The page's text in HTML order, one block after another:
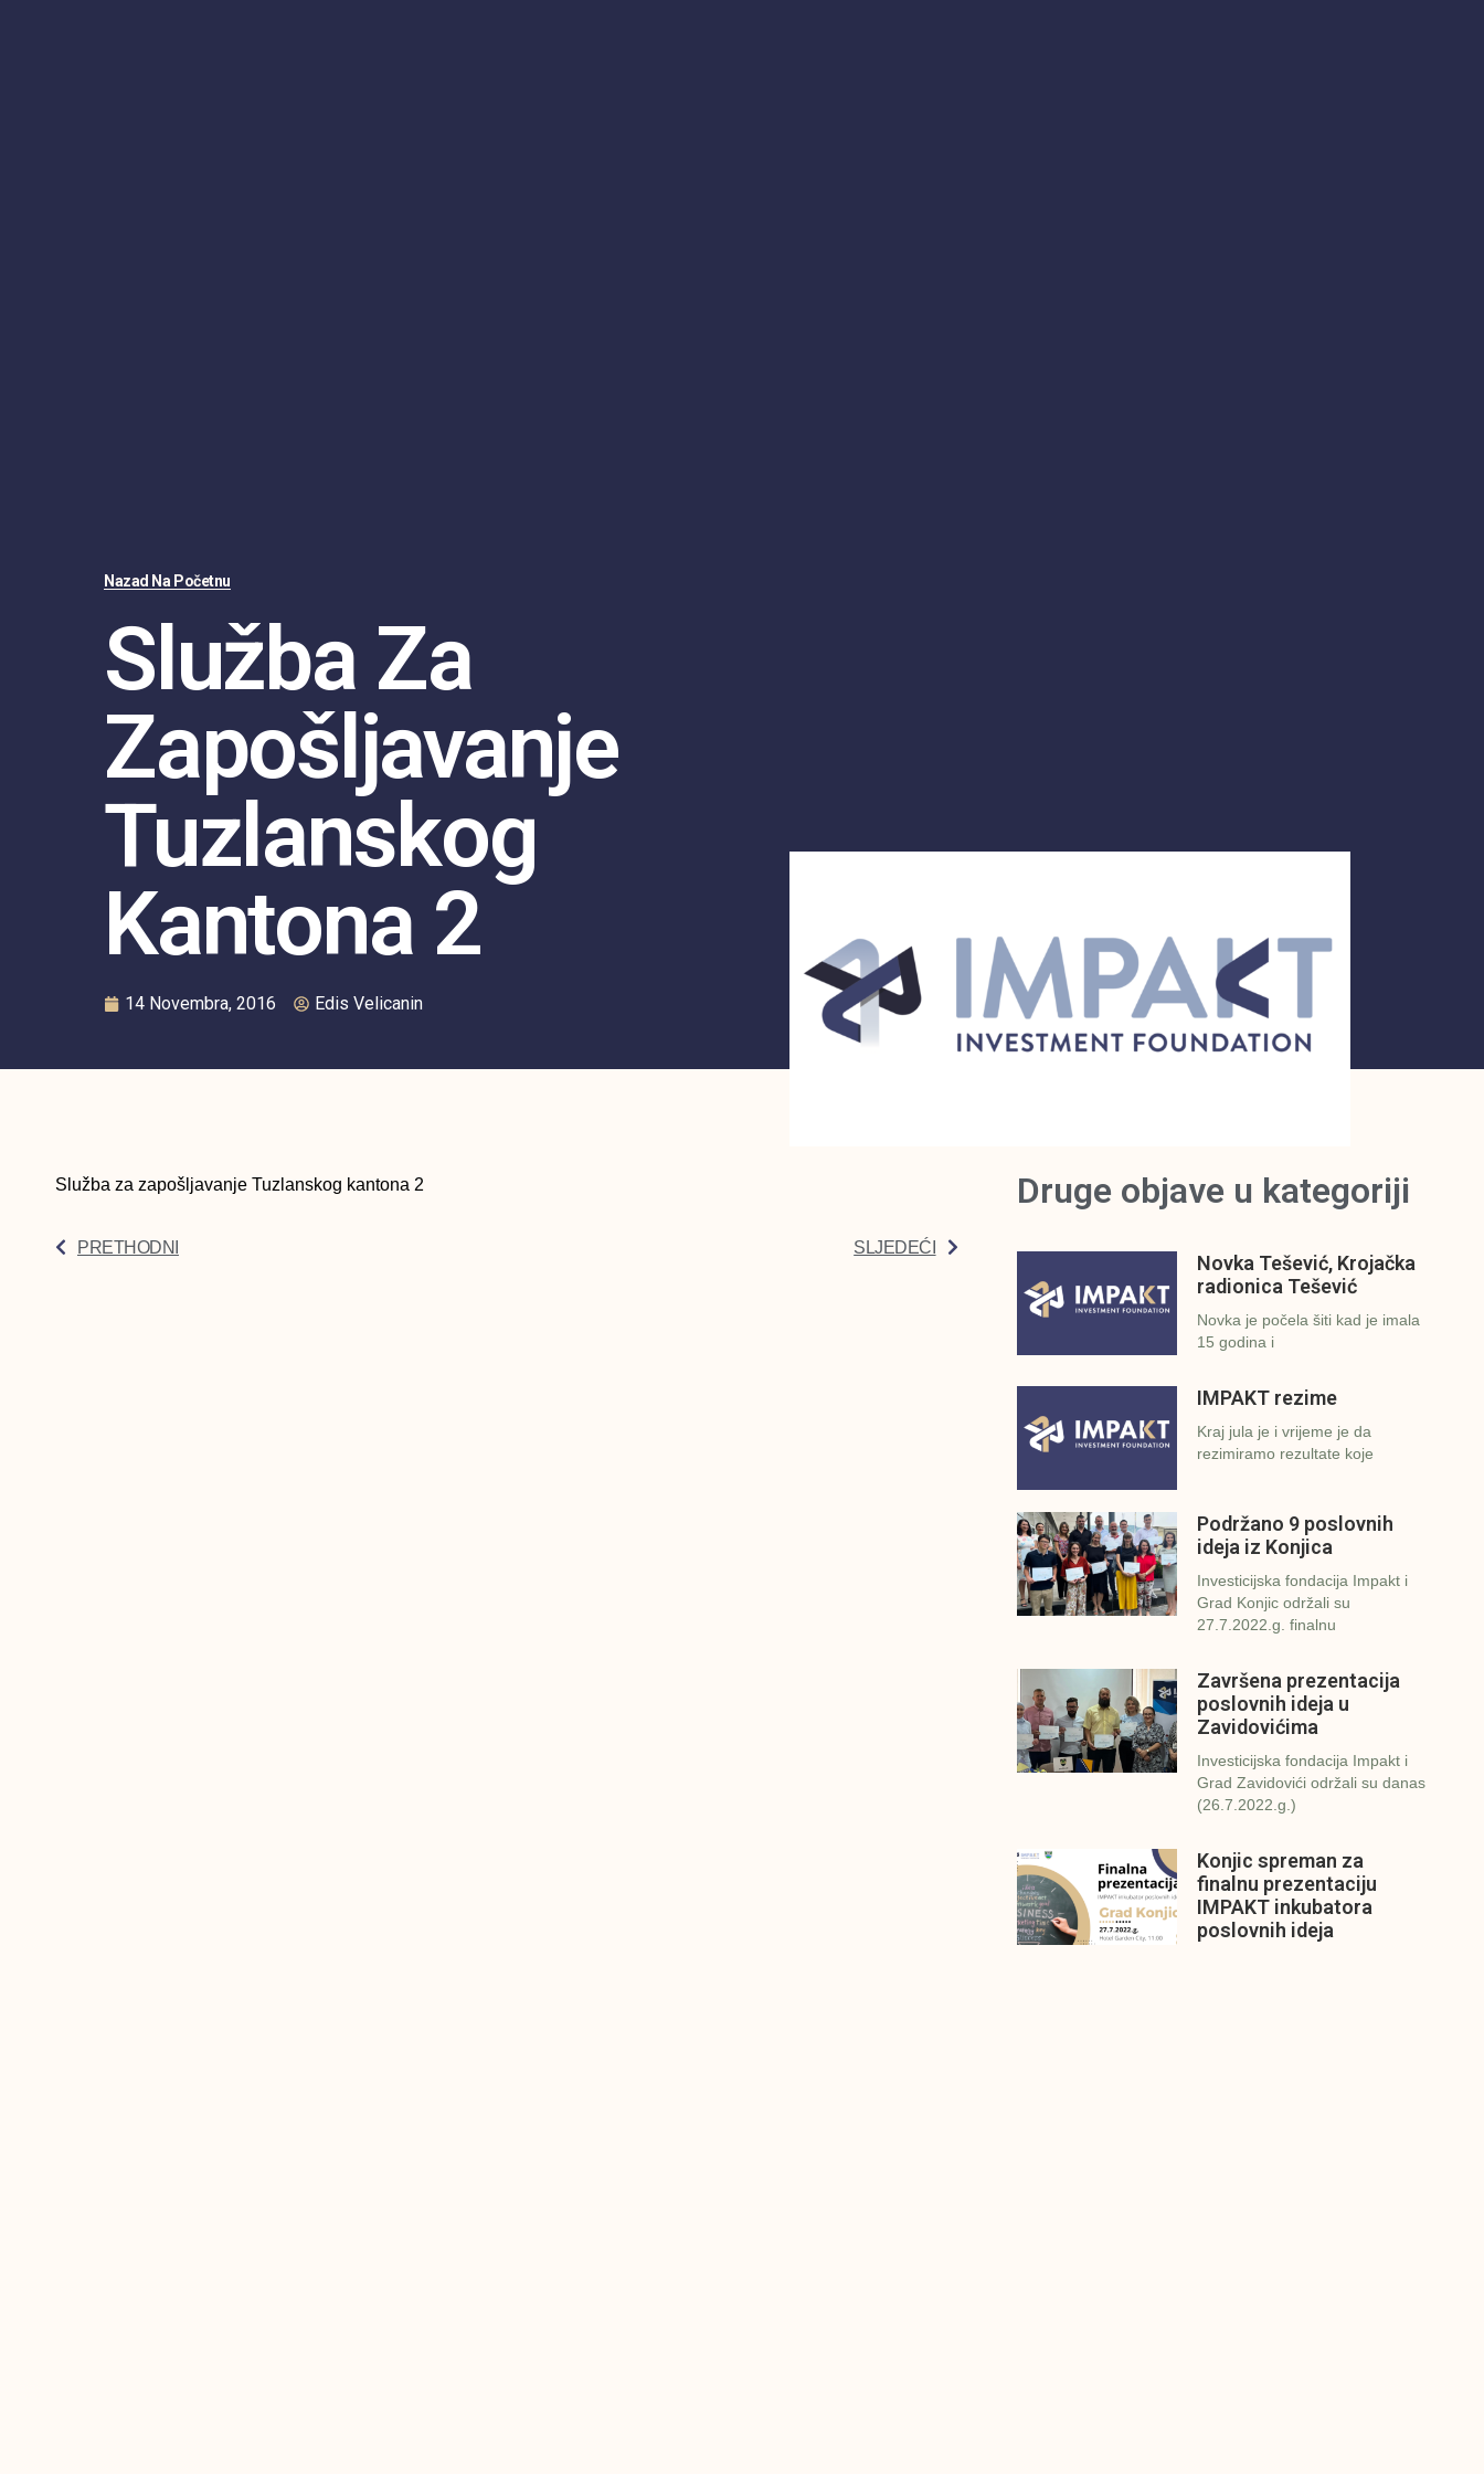
Nazad Na Početnu
Služba Za
Zapošljavanje
Tuzlanskog
Kantona 2
14 Novembra, 2016 Edis Velicanin
Služba za zapošljavanje Tuzlanskog kantona 2
PRETHODNI SLJEDEĆI
Druge objave u kategoriji
Novka Tešević, Krojačka
radionica Tešević
Novka je počela šiti kad je imala
15 godina i
IMPAKT rezime
Kraj jula je i vrijeme je da
rezimiramo rezultate koje
Podržano 9 poslovnih
ideja iz Konjica
Investicijska fondacija Impakt i
Grad Konjic održali su
27.7.2022.g. finalnu
Završena prezentacija
poslovnih ideja u
Zavidovićima
Investicijska fondacija Impakt i
Grad Zavidovići održali su danas
(26.7.2022.g.)
Konjic spreman za
finalnu prezentaciju
IMPAKT inkubatora
poslovnih ideja